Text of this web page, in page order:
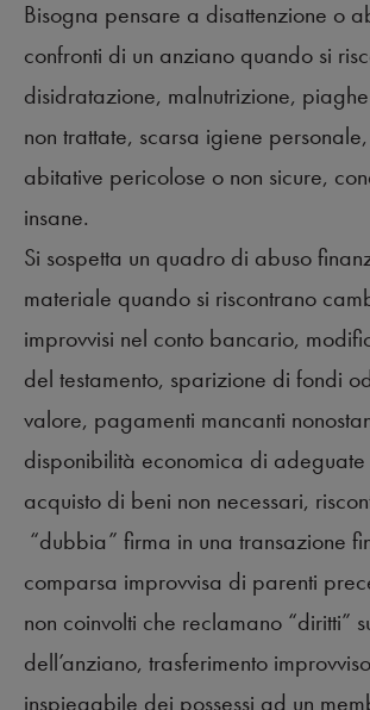
Bisogna pensare a disattenzione o
confronti di un anziano quando si
disidratazione, malnutrizione,
non trattate, scarsa igiene
abitative pericolose o non sicure,
insane.
Si sospetta un quadro di abuso
materiale quando si riscontrano
improvvisi nel conto bancario,
del testamento, sparizione di fondi
valore, pagamenti mancanti
disponibilità economica di adeguate
acquisto di beni non necessari,
“dubbia” firma in una transazione
comparsa improvvisa di parenti
non coinvolti che reclamano “diritti”
dell’anziano, trasferimento
inspiegabile dei possessi ad un